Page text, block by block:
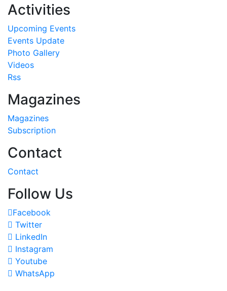
Activities
Upcoming Events
Events Update
Photo Gallery
Videos
Rss
Magazines
Magazines
Subscription
Contact
Contact
Follow Us
Facebook
Twitter
LinkedIn
Instagram
Youtube
WhatsApp